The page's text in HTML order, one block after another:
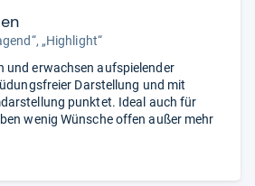
„Highlight“
und erwachsen aufspielender
Darstellung und mit
punktet. Ideal auch für
wenig Wünsche offen außer mehr